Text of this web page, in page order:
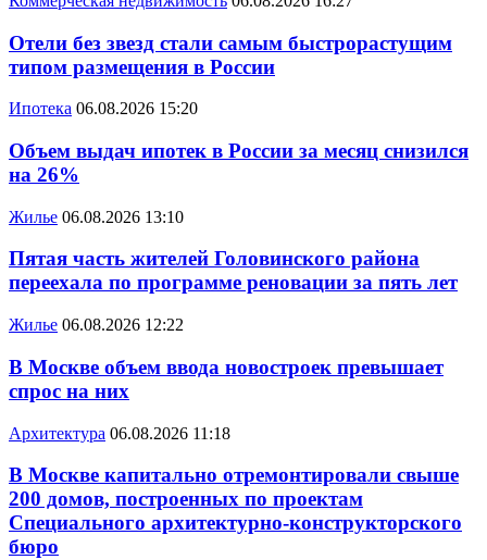
Отели без звезд стали самым быстрорастущим
типом размещения в России
Ипотека 06.08.2026 15:20
Объем выдач ипотек в России за месяц снизился
на 26%
Жилье 06.08.2026 13:10
Пятая часть жителей Головинского района
переехала по программе реновации за пять лет
Жилье 06.08.2026 12:22
В Москве объем ввода новостроек превышает
спрос на них
Архитектура 06.08.2026 11:18
В Москве капитально отремонтировали свыше
200 домов, построенных по проектам
Специального архитектурно-конструкторского
бюро